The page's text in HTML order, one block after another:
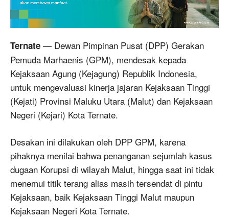
Ternate — Dewan Pimpinan Pusat (DPP) Gerakan
Pemuda Marhaenis (GPM), mendesak kepada
Kejaksaan Agung (Kejagung) Republik Indonesia,
untuk mengevaluasi kinerja jajaran Kejaksaan Tinggi
(Kejati) Provinsi Maluku Utara (Malut) dan Kejaksaan
Negeri (Kejari) Kota Ternate.
Desakan ini dilakukan oleh DPP GPM, karena
pihaknya menilai bahwa penanganan sejumlah kasus
dugaan Korupsi di wilayah Malut, hingga saat ini tidak
menemui titik terang alias masih tersendat di pintu
Kejaksaan, baik Kejaksaan Tinggi Malut maupun
Kejaksaan Negeri Kota Ternate.